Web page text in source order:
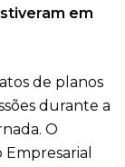
em
de planos
durante a
O